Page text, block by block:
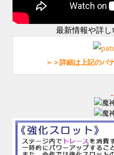
最新情報や詳
＞＞詳細は上記のバ